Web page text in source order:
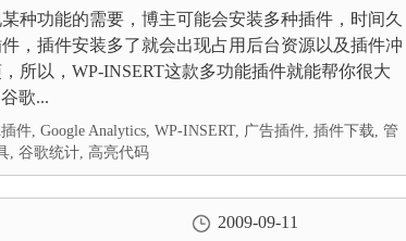
种功能的需要，博主可能会安装多种插件，时间久
，插件安装多了就会出现占用后台资源以及插件冲
所以，WP-INSERT这款多功能插件就能帮你很大
歌...
插件,Google Analytics,WP-INSERT, 广告插件,插件下载,管
,谷歌统计, 高亮代码
2009-09-11